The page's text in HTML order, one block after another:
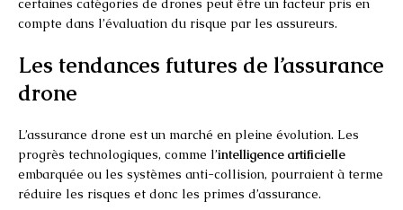
certaines catégories de drones peut être un facteur pris en
compte dans l’évaluation du risque par les assureurs.
Les tendances futures de l’assurance
drone
L’assurance drone est un marché en pleine évolution. Les
progrès technologiques, comme l’intelligence artificielle
embarquée ou les systèmes anti-collision, pourraient à terme
réduire les risques et donc les primes d’assurance.